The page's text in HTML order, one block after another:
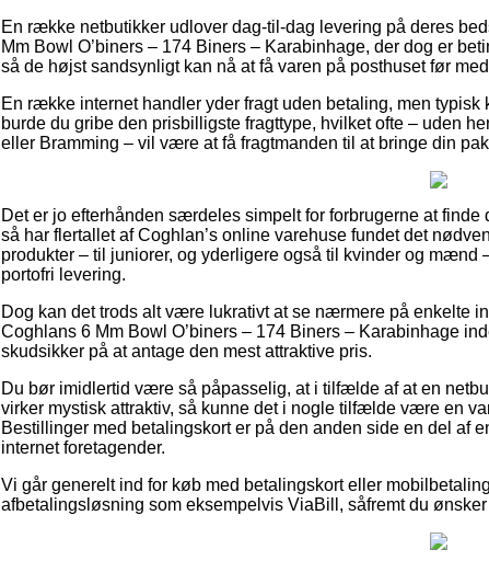
En række netbutikker udlover dag-til-dag levering på deres
Mm Bowl O’biners – 174 Biners – Karabinhage, der dog er
så de højst sandsynligt kan nå at få varen på posthuset før
En række internet handler yder fragt uden betaling, men
burde du gribe den prisbilligste fragttype, hvilket ofte – uden
eller Bramming – vil være at få fragtmanden til at bringe din
Det er jo efterhånden særdeles simpelt for forbrugerne at
så har flertallet af Coghlan’s online varehuse fundet det
produkter – til juniorer, og yderligere også til kvinder og
portofri levering.
Dog kan det trods alt være lukrativt at se nærmere på enkelte
Coghlans 6 Mm Bowl O’biners – 174 Biners – Karabinhage
skudsikker på at antage den mest attraktive pris.
Du bør imidlertid være så påpasselig, at i tilfælde af at en
virker mystisk attraktiv, så kunne det i nogle tilfælde være en
Bestillinger med betalingskort er på den anden side en del af
internet foretagender.
Vi går generelt ind for køb med betalingskort eller
afbetalingsløsning som eksempelvis ViaBill, såfremt du